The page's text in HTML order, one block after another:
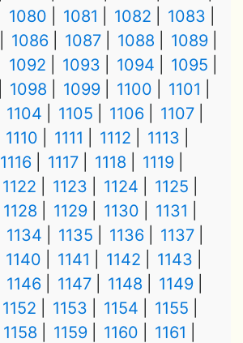
1080 1081 1082
1083
1086 1087 1088
1089
1092 1093 1094
1095
1098 1099 1100
1101
1104 1105 1106
1107
1110 1111 1112
1113
1116 1117 1118
1119
1122 1123 1124
1125
1128 1129 1130
1131
1134 1135 1136
1137
1140 1141 1142
1143
1146 1147 1148
1149
1152 1153 1154
1155
1158 1159 1160
1161